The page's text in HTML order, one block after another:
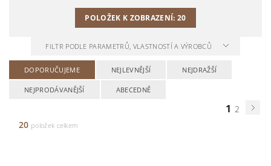
POLOŽEK K ZOBRAZENÍ:20
FILTR PODLE PARAMETRŮ, VLASTNOSTÍ A VÝROBCŮ
DOPORUČUJEME NEJLEVNĚJŠÍ NEJDRAŽŠÍ
NEJPRODÁVANĚJŠÍ ABECEDNĚ
1 2
20 položek celkem